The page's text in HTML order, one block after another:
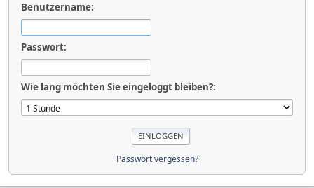
Benutzername:
Passwort:
Wie lang möchten Sie eingeloggt bleiben?:
Passwort vergessen?